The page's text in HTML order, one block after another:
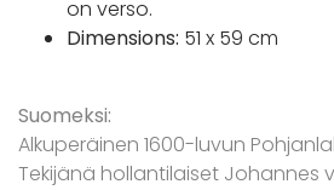
on verso.
Dimensions: 51 x 59 cm
Suomeksi:
Alkuperäinen 1600-luvun
Tekijänä hollantilaiset Johannes